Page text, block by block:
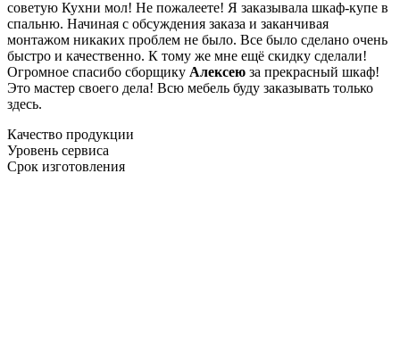
советую Кухни мол! Не пожалеете! Я заказывала шкаф-купе в
спальню. Начиная с обсуждения заказа и заканчивая
монтажом никаких проблем не было. Все было сделано очень
быстро и качественно. К тому же мне ещё скидку сделали!
Огромное спасибо сборщику Алексею за прекрасный шкаф!
Это мастер своего дела! Всю мебель буду заказывать только
здесь.
Качество продукции
Уровень сервиса
Срок изготовления